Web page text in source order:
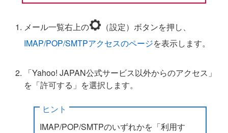
メール一覧右上の
（設定）ボタンを押し、
IMAP/POP/SMTPアクセスのページを表示します。
「Yahoo! JAPAN公式サービス以外からのアクセス」
を「許可する」を選択します。
ヒント
IMAP/POP/SMTPのいずれかを「利用す